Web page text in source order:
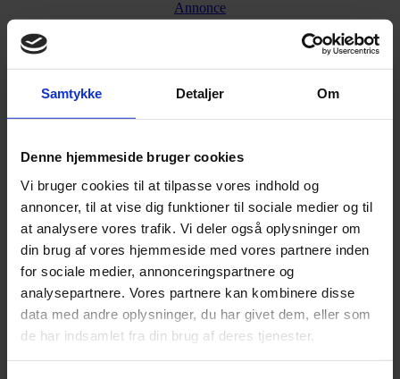
Samtykke Detaljer Om
Denne hjemmeside bruger cookies
Vi bruger cookies til at tilpasse vores indhold og
annoncer, til at vise dig funktioner til sociale medier og til
at analysere vores trafik. Vi deler også oplysninger om
din brug af vores hjemmeside med vores partnere inden
for sociale medier, annonceringspartnere og
analysepartnere. Vores partnere kan kombinere disse
data med andre oplysninger, du har givet dem, eller som
de har indsamlet fra din brug af deres tjenester.
Annonce
Annonce